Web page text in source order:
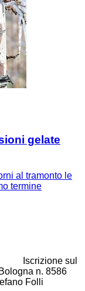
gelate
al tramonto le
termine
Iscrizione sul
n. 8586
Folli